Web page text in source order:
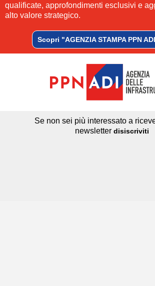
qualificate, approfondimenti esclusivi e
alto valore strategico.
Scopri "AGENZIA STAMPA PPN
Se non sei più interessato a
newsletter disiscriviti